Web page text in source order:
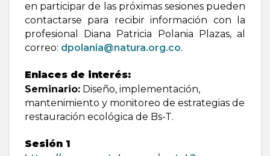
en participar de las próximas sesiones pueden
contactarse para recibir información con la
profesional Diana Patricia Polania Plazas, al
correo: dpolania@natura.org.co.
Enlaces de interés:
Seminario:Diseño, implementación,
mantenimiento y monitoreo de estrategias de
restauración ecológica de Bs-T.
Sesión 1